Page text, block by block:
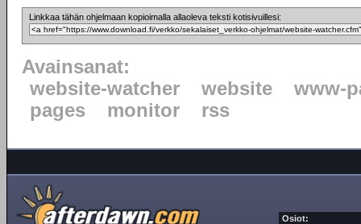
Linkkaa tähän ohjelmaan kopioimalla allaoleva teksti kotisivuillesi:
Avainsanat:
website-watcher
website
www-
pages
monitor rss
Osiot: